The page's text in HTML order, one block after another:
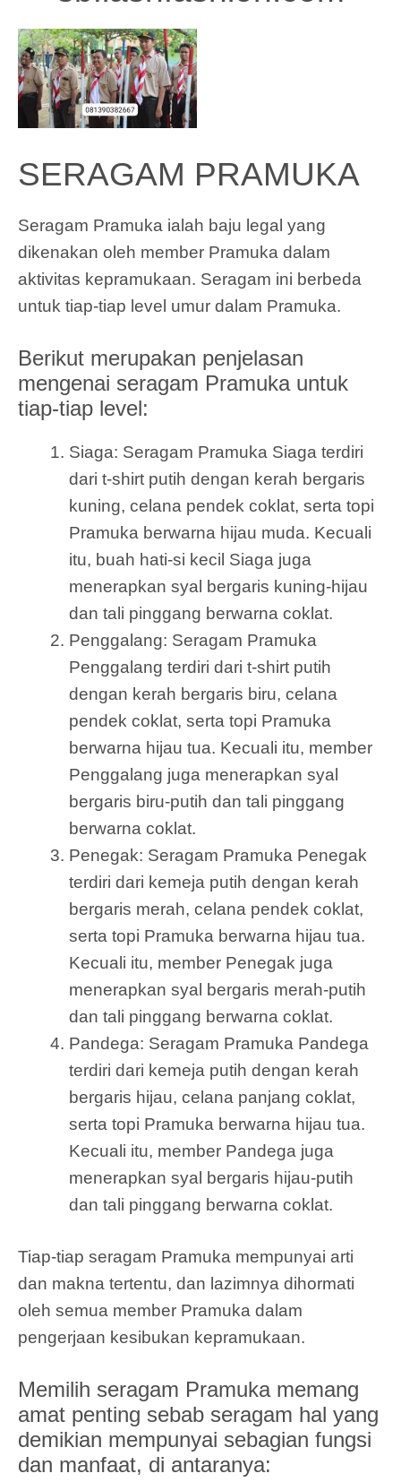
SERAGAM PRAMUKA
Seragam Pramuka ialah baju legal yang
dikenakan oleh member Pramuka dalam
aktivitas kepramukaan. Seragam ini berbeda
untuk tiap-tiap level umur dalam Pramuka.
Berikut merupakan penjelasan
mengenai seragam Pramuka untuk
tiap-tiap level:
Siaga: Seragam Pramuka Siaga terdiri
dari t-shirt putih dengan kerah bergaris
kuning, celana pendek coklat, serta topi
Pramuka berwarna hijau muda. Kecuali
itu, buah hati-si kecil Siaga juga
menerapkan syal bergaris kuning-hijau
dan tali pinggang berwarna coklat.
Penggalang: Seragam Pramuka
Penggalang terdiri dari t-shirt putih
dengan kerah bergaris biru, celana
pendek coklat, serta topi Pramuka
berwarna hijau tua. Kecuali itu, member
Penggalang juga menerapkan syal
bergaris biru-putih dan tali pinggang
berwarna coklat.
Penegak: Seragam Pramuka Penegak
terdiri dari kemeja putih dengan kerah
bergaris merah, celana pendek coklat,
serta topi Pramuka berwarna hijau tua.
Kecuali itu, member Penegak juga
menerapkan syal bergaris merah-putih
dan tali pinggang berwarna coklat.
Pandega: Seragam Pramuka Pandega
terdiri dari kemeja putih dengan kerah
bergaris hijau, celana panjang coklat,
serta topi Pramuka berwarna hijau tua.
Kecuali itu, member Pandega juga
menerapkan syal bergaris hijau-putih
dan tali pinggang berwarna coklat.
Tiap-tiap seragam Pramuka mempunyai arti
dan makna tertentu, dan lazimnya dihormati
oleh semua member Pramuka dalam
pengerjaan kesibukan kepramukaan.
Memilih seragam Pramuka memang
amat penting sebab seragam hal yang
demikian mempunyai sebagian fungsi
dan manfaat, di antaranya: